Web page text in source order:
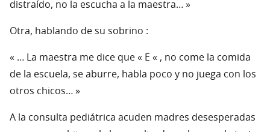
distraído, no la escucha a la maestra… »
Otra, hablando de su sobrino :
« … La maestra me dice que « E « , no come la comida
de la escuela, se aburre, habla poco y no juega con los
otros chicos… »
A la consulta pediátrica acuden madres desesperadas